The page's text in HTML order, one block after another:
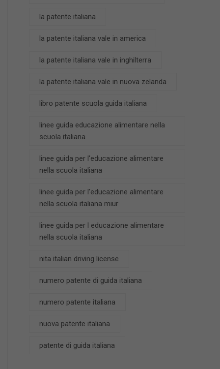
la patente italiana
la patente italiana vale in america
la patente italiana vale in inghilterra
la patente italiana vale in nuova zelanda
libro patente scuola guida italiana
linee guida educazione alimentare nella
scuola italiana
linee guida per l'educazione alimentare
nella scuola italiana
linee guida per l'educazione alimentare
nella scuola italiana miur
linee guida per l educazione alimentare
nella scuola italiana
nita italian driving license
numero patente di guida italiana
numero patente italiana
nuova patente italiana
patente di guida italiana